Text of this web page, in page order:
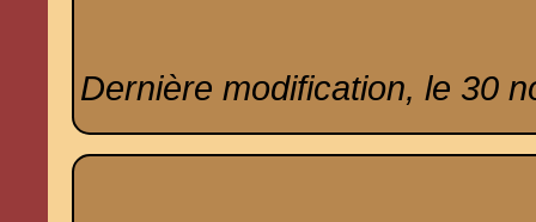
Dernière modification, le 30